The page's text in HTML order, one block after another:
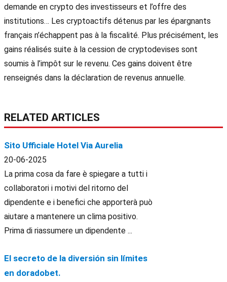
demande en crypto des investisseurs et l’offre des
institutions… Les cryptoactifs détenus par les épargnants
français n’échappent pas à la fiscalité. Plus précisément, les
gains réalisés suite à la cession de cryptodevises sont
soumis à l’impôt sur le revenu. Ces gains doivent être
renseignés dans la déclaration de revenus annuelle.
RELATED ARTICLES
Sito Ufficiale Hotel Via Aurelia
20-06-2025
La prima cosa da fare è spiegare a tutti i
collaboratori i motivi del ritorno del
dipendente e i benefici che apporterà può
aiutare a mantenere un clima positivo.
Prima di riassumere un dipendente ...
El secreto de la diversión sin límites
en doradobet.